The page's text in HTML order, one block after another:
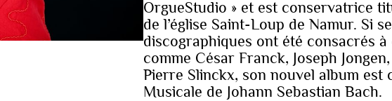
OrgueStudio » et est conservatrice
de l’église Saint-Loup de Namur. Si
discographiques ont été consacrés
comme César Franck, Joseph
Pierre Slinckx, son nouvel album est
Musicale de Johann Sebastian Bach.